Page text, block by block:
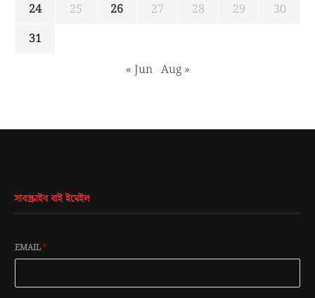
24
25 26 27 28 29
30
31
« Jun Aug »
সাবস্ক্রাইব বাই ইমেইল
EMAIL*